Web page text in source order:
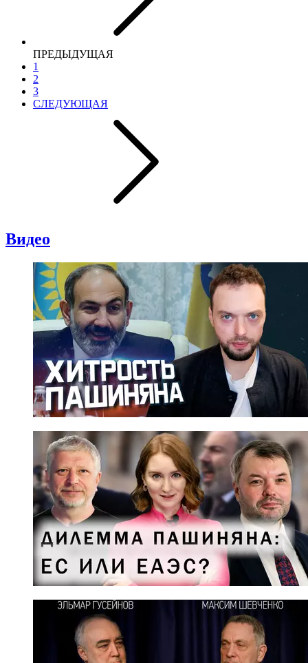
ПРЕДЫДУЩАЯ
1
2
3
СЛЕДУЮЩАЯ
Видео